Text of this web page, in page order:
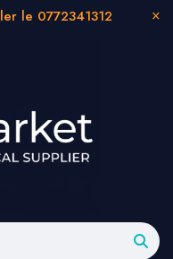
le 0772341312